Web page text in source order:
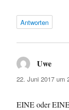
Antworten
Uwe
22. Juni 2017 um
EINE oder